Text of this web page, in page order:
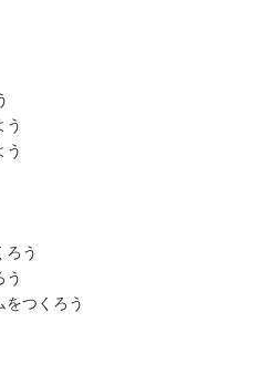
う
つくろう